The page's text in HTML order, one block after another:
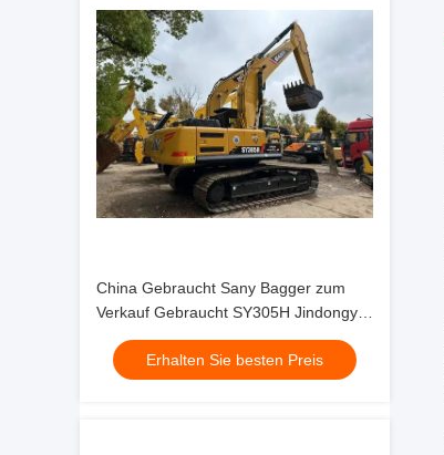
China Gebraucht Sany Bagger zum
Verkauf Gebraucht SY305H Jindongyu
Maschinen
Erhalten Sie besten Preis